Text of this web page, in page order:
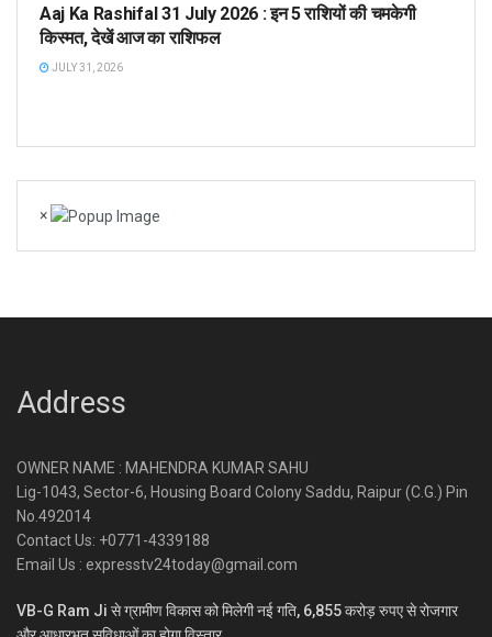
Aaj Ka Rashifal 31 July 2026 : इन 5 राशियों की चमकेगी
किस्मत, देखें आज का राशिफल
JULY 31, 2026
×
Address
OWNER NAME : MAHENDRA KUMAR SAHU
Lig-1043, Sector-6, Housing Board Colony Saddu, Raipur (C.G.) Pin
No.492014
Contact Us: +0771-4339188
Email Us : expresstv24today@gmail.com
VB-G Ram Ji से ग्रामीण विकास को मिलेगी नई गति, 6,855 करोड़ रुपए से रोजगार